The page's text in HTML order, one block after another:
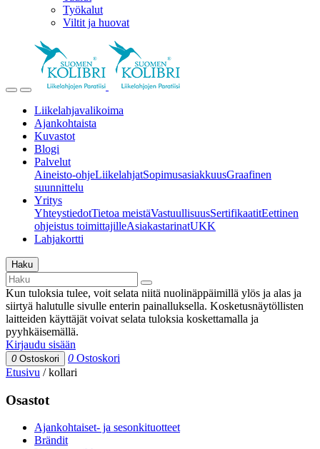
Työkalut
Viltit ja huovat
Liikelahjavalikoima
Ajankohtaista
Kuvastot
Blogi
Palvelut
Aineisto-ohjeLiikelahjatSopimusasiakkuusGraafinen
suunnittelu
Yritys
YhteystiedotTietoa meistäVastuullisuusSertifikaatitEettinen
ohjeistus toimittajilleAsiakastarinatUKK
Lahjakortti
Haku
Kun tuloksia tulee, voit selata niitä nuolinäppäimillä ylös ja alas ja
siirtyä halutulle sivulle enterin painalluksella. Kosketusnäytöllisten
laitteiden käyttäjät voivat selata tuloksia koskettamalla ja
pyyhkäisemällä.
Kirjaudu sisään
0 Ostoskori 0 Ostoskori
Etusivu /kollari
Osastot
Ajankohtaiset- ja sesonkituotteet
Brändit